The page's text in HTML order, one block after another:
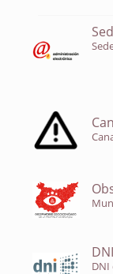
DNI